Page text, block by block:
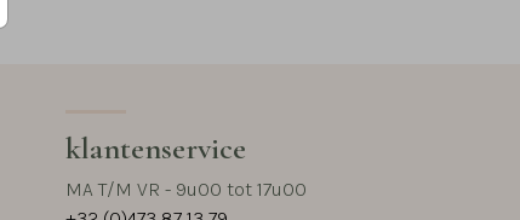
klantenservice
MA T/M VR - 9u00 tot 17u00